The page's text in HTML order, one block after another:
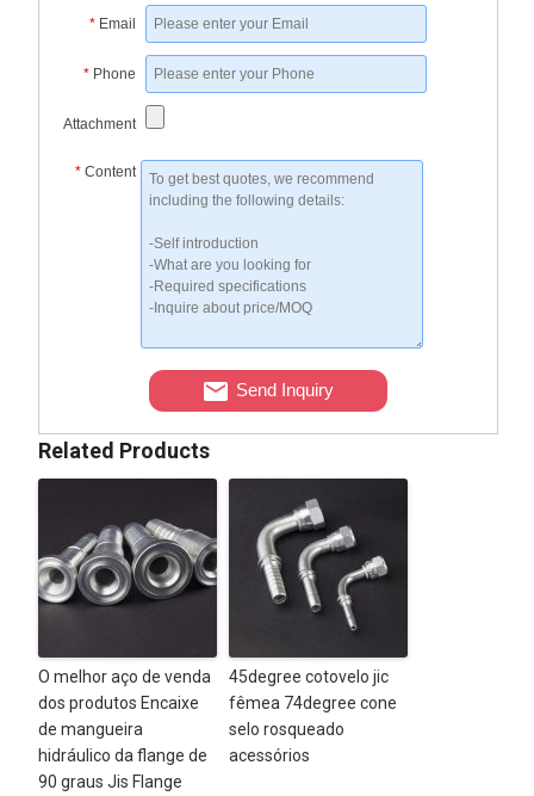
* Email
* Phone
Attachment
* Content
Send Inquiry
Related Products
O melhor aço de venda
dos produtos Encaixe
de mangueira
hidráulico da flange de
90 graus Jis Flange
45degree cotovelo jic
fêmea 74degree cone
selo rosqueado
acessórios